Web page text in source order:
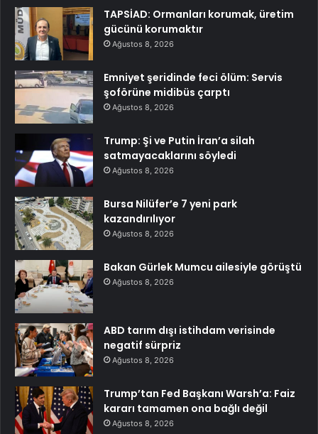
TAPSİAD: Ormanları korumak, üretim
gücünü korumaktır
Ağustos 8, 2026
Emniyet şeridinde feci ölüm: Servis
şoförüne midibüs çarptı
Ağustos 8, 2026
Trump: Şi ve Putin İran’a silah
satmayacaklarını söyledi
Ağustos 8, 2026
Bursa Nilüfer’e 7 yeni park
kazandırılıyor
Ağustos 8, 2026
Bakan Gürlek Mumcu ailesiyle görüştü
Ağustos 8, 2026
ABD tarım dışı istihdam verisinde
negatif sürpriz
Ağustos 8, 2026
Trump’tan Fed Başkanı Warsh’a: Faiz
kararı tamamen ona bağlı değil
Ağustos 8, 2026